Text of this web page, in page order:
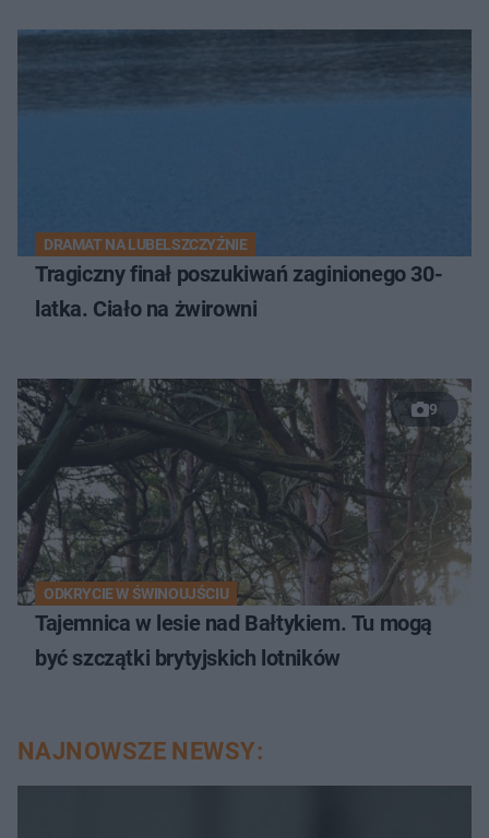
DRAMAT NA LUBELSZCZYŹNIE
Tragiczny finał poszukiwań zaginionego 30-
latka. Ciało na żwirowni
9
ODKRYCIE W ŚWINOUJŚCIU
Tajemnica w lesie nad Bałtykiem. Tu mogą
być szczątki brytyjskich lotników
NAJNOWSZE NEWSY: